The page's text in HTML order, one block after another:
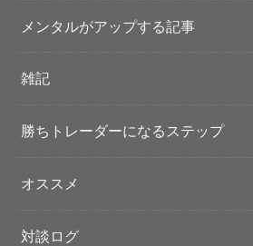
メンタルがアップする記事
雑記
勝ちトレーダーになるステップ
オススメ
対談ログ